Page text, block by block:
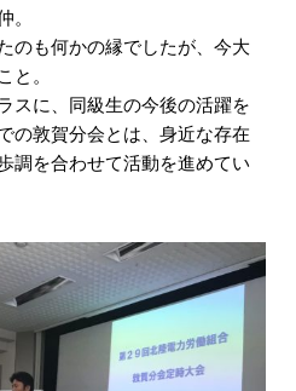
。
のも何かの縁でしたが、今大
と。
スに、同級生の今後の活躍を
の敦賀分会とは、身近な存在
調を合わせて活動を進めてい